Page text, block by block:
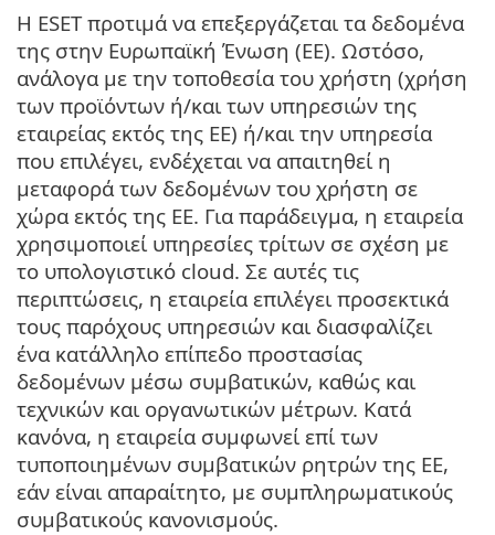
Η ESET προτιμά να επεξεργάζεται τα δεδομένα
της στην Ευρωπαϊκή Ένωση (ΕΕ). Ωστόσο,
ανάλογα με την τοποθεσία του χρήστη (χρήση
των προϊόντων ή/και των υπηρεσιών της
εταιρείας εκτός της ΕΕ) ή/και την υπηρεσία
που επιλέγει, ενδέχεται να απαιτηθεί η
μεταφορά των δεδομένων του χρήστη σε
χώρα εκτός της ΕΕ. Για παράδειγμα, η εταιρεία
χρησιμοποιεί υπηρεσίες τρίτων σε σχέση με
το υπολογιστικό cloud. Σε αυτές τις
περιπτώσεις, η εταιρεία επιλέγει προσεκτικά
τους παρόχους υπηρεσιών και διασφαλίζει
ένα κατάλληλο επίπεδο προστασίας
δεδομένων μέσω συμβατικών, καθώς και
τεχνικών και οργανωτικών μέτρων. Κατά
κανόνα, η εταιρεία συμφωνεί επί των
τυποποιημένων συμβατικών ρητρών της ΕΕ,
εάν είναι απαραίτητο, με συμπληρωματικούς
συμβατικούς κανονισμούς.